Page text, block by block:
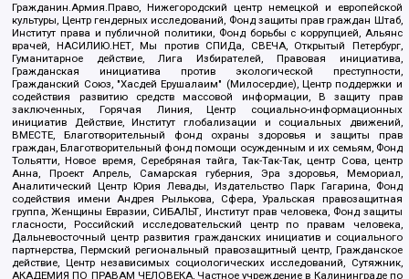
Гражданин.Армия.Право, Нижегородский центр немецкой и европейской
культуры, Центр гендерных исследований, Фонд защиты прав граждан Штаб,
Институт права и публичной политики, Фонд борьбы с коррупцией, Альянс
врачей, НАСИЛИЮ.НЕТ, Мы против СПИДа, СВЕЧА, Открытый Петербург,
Гуманитарное действие, Лига Избирателей, Правовая инициатива,
Гражданская инициатива против экологической преступности,
Гражданский Союз, "Хасдей Ерушалаим" (Милосердие), Центр поддержки и
содействия развитию средств массовой информации, В защиту прав
заключенных, Горячая Линия, Центр социально-информационных
инициатив Действие, Институт глобализации и социальных движений,
ВМЕСТЕ, Благотворительный фонд охраны здоровья и защиты прав
граждан, Благотворительный фонд помощи осужденным и их семьям, Фонд
Тольятти, Новое время, Серебряная тайга, Так-Так-Так, центр Сова, центр
Анна, Проект Апрель, Самарская губерния, Эра здоровья, Мемориал,
Аналитический Центр Юрия Левады, Издательство Парк Гагарина, Фонд
содействия имени Андрея Рылькова, Сфера, Уральская правозащитная
группа, Женщины Евразии, СИБАЛЬТ, Институт прав человека, Фонд защиты
гласности, Российский исследовательский центр по правам человека,
Дальневосточный центр развития гражданских инициатив и социального
партнерства, Пермский региональный правозащитный центр, Гражданское
действие, Центр независимых социологических исследований, Сутяжник,
АКАДЕМИЯ ПО ПРАВАМ ЧЕЛОВЕКА, Частное учреждение в Калининграде по